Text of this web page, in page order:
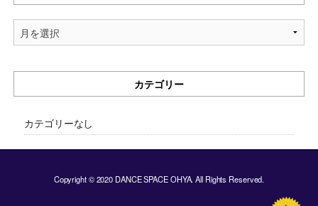
ア
ー
ブ
カテゴリー
カテゴリーなし
Copyright © 2020 DANCE SPACE OHYA. All Rights Reserved.